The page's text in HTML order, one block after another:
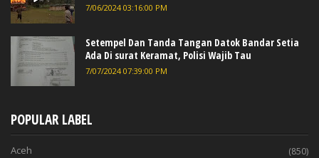
7/06/2024 03:16:00 PM
Setempel Dan Tanda Tangan Datok Bandar Setia
Ada Di surat Keramat, Polisi Wajib Tau
7/07/2024 07:39:00 PM
POPULAR LABEL
Aceh (850)